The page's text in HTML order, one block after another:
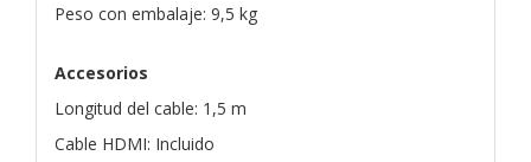
Peso con embalaje: 9,5 kg
Accesorios
Longitud del cable: 1,5 m
Cable HDMI: Incluido